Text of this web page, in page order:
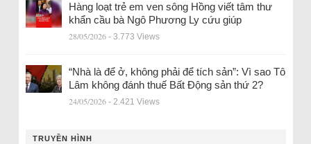
Hàng loạt trẻ em ven sông Hồng viết tâm thư
khẩn cầu bà Ngô Phương Ly cứu giúp
28/05/2026 - 3.773 Views
“Nhà là để ở, không phải để tích sản”: Vì sao Tô
Lâm không đánh thuế Bất Động sản thứ 2?
24/05/2026 - 2.421 Views
TRUYỀN HÌNH